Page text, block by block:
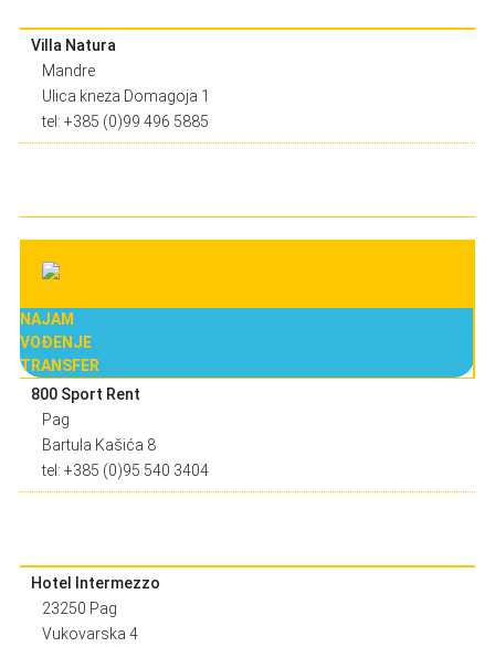
Villa Natura
Mandre
Ulica kneza Domagoja 1
tel: +385 (0)99 496 5885
NAJAM
VOĐENJE
TRANSFER
800 Sport Rent
Pag
Bartula Kašića 8
tel: +385 (0)95 540 3404
Hotel Intermezzo
23250 Pag
Vukovarska 4